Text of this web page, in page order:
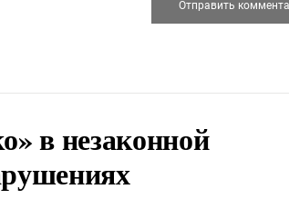
в незаконной